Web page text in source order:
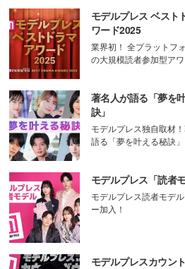
モデルプレス ベスト
ワード2025
業界初！ 全プラットフ
の大規模読者参加型ア
著名人が語る「夢を
訣」
モデルプレス独自取材
語る「夢を叶える秘訣」
モデルプレス「読者
モデルプレス読者モデ
ー加入！
モデルプレスカウン